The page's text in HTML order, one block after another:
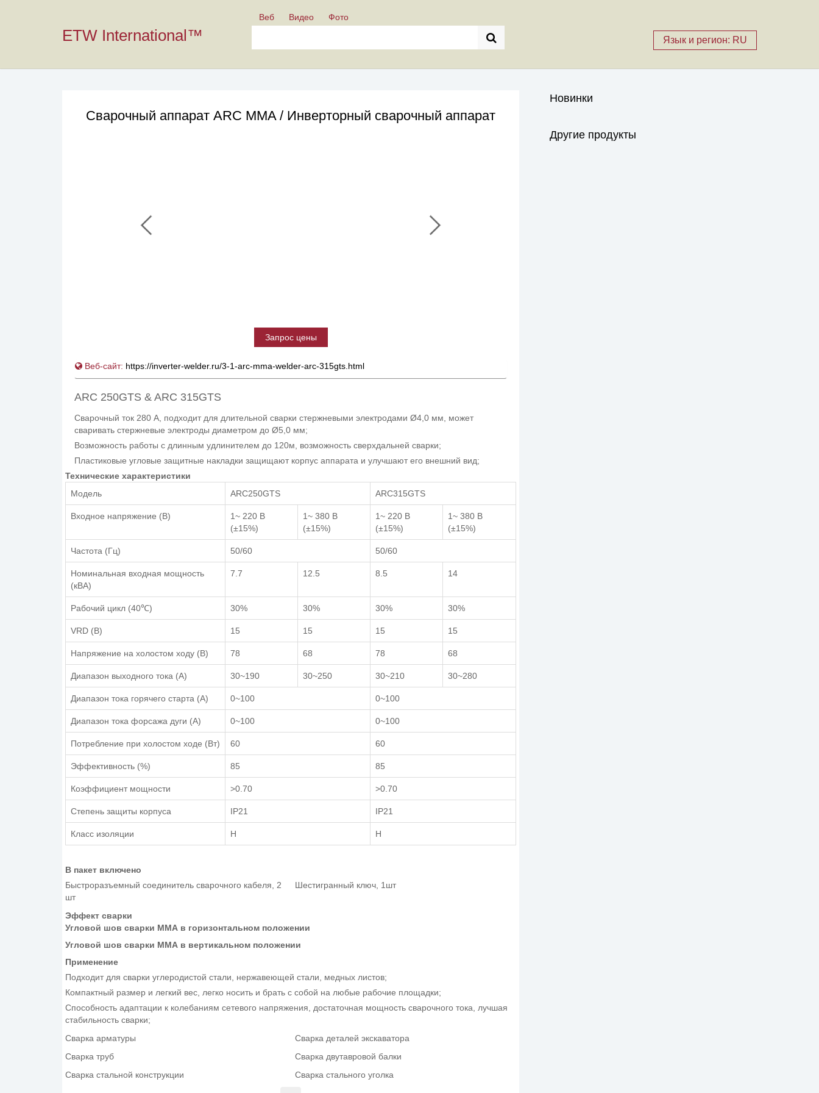
ETW International™ Язык и регион: RU
Веб Видео Фото
Сварочный аппарат ARC MMA / Инверторный сварочный аппарат
Запрос цены
Веб-сайт: https://inverter-welder.ru/3-1-arc-mma-welder-arc-315gts.html
ARC 250GTS & ARC 315GTS
Сварочный ток 280 А, подходит для длительной сварки стержневыми электродами Ø4,0 мм, может
сваривать стержневые электроды диаметром до Ø5,0 мм;
Возможность работы с длинным удлинителем до 120м, возможность сверхдальней сварки;
Пластиковые угловые защитные накладки защищают корпус аппарата и улучшают его внешний вид;
Технические характеристики
Модель
ARC250GTS ARC315GTS
Входное напряжение (В)
1~ 220 В
(±15%)
1~ 380 В
(±15%)
1~ 220 В
(±15%)
1~ 380 В
(±15%)
Частота (Гц) 50/60 50/60
Номинальная входная мощность
(кВА)
7.7 12.5 8.5 14
Рабочий цикл (40℃) 30% 30% 30% 30%
VRD (В) 15 15 15 15
Напряжение на холостом ходу (В) 78 68 78 68
Диапазон выходного тока (А) 30~190 30~250 30~210 30~280
Диапазон тока горячего старта (А) 0~100 0~100
Диапазон тока форсажа дуги (А) 0~100 0~100
Потребление при холостом ходе (Вт) 60 60
Эффективность (%) 85 85
Коэффициент мощности >0.70 >0.70
Степень защиты корпуса IP21 IP21
Класс изоляции H H
В пакет включено
Быстроразъемный соединитель сварочного кабеля, 2
шт
Шестигранный ключ, 1шт
Эффект сварки
Угловой шов сварки ММА в горизонтальном положении
Угловой шов сварки ММА в вертикальном положении
Применение
Подходит для сварки углеродистой стали, нержавеющей стали, медных листов;
Компактный размер и легкий вес, легко носить и брать с собой на любые рабочие площадки;
Способность адаптации к колебаниям сетевого напряжения, достаточная мощность сварочного тока, лучшая
стабильность сварки;
Сварка арматуры
Сварка деталей экскаватора
Сварка труб
Сварка двутавровой балки
Сварка стальной конструкции
Сварка стального уголка
Новинки
Другие продукты